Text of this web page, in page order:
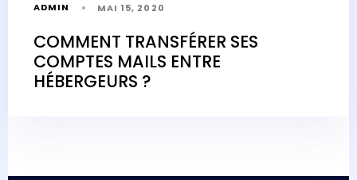
ADMIN MAI 15, 2020
COMMENT TRANSFÉRER SES
COMPTES MAILS ENTRE
HÉBERGEURS ?